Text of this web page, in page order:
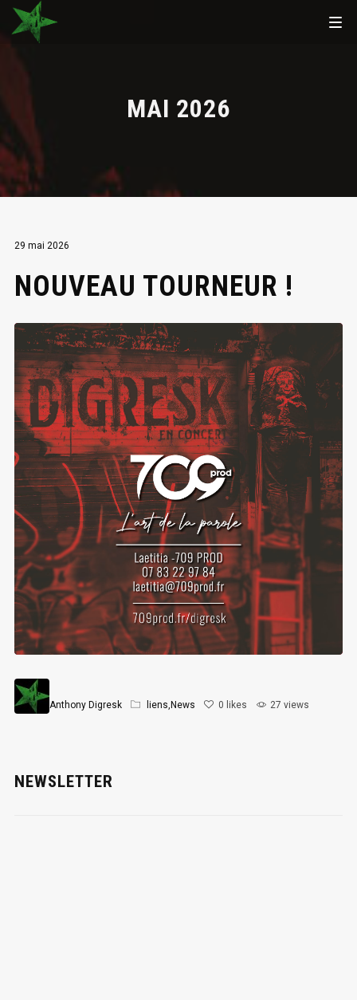
MAI 2026
29 mai 2026
NOUVEAU TOURNEUR !
Anthony Digresk liens News 0 likes 27 views
NEWSLETTER